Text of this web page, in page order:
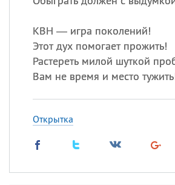
КВН — игра поколений!
Этот дух помогает прожить!
Растереть милой шуткой
Вам не время и место
Открытка